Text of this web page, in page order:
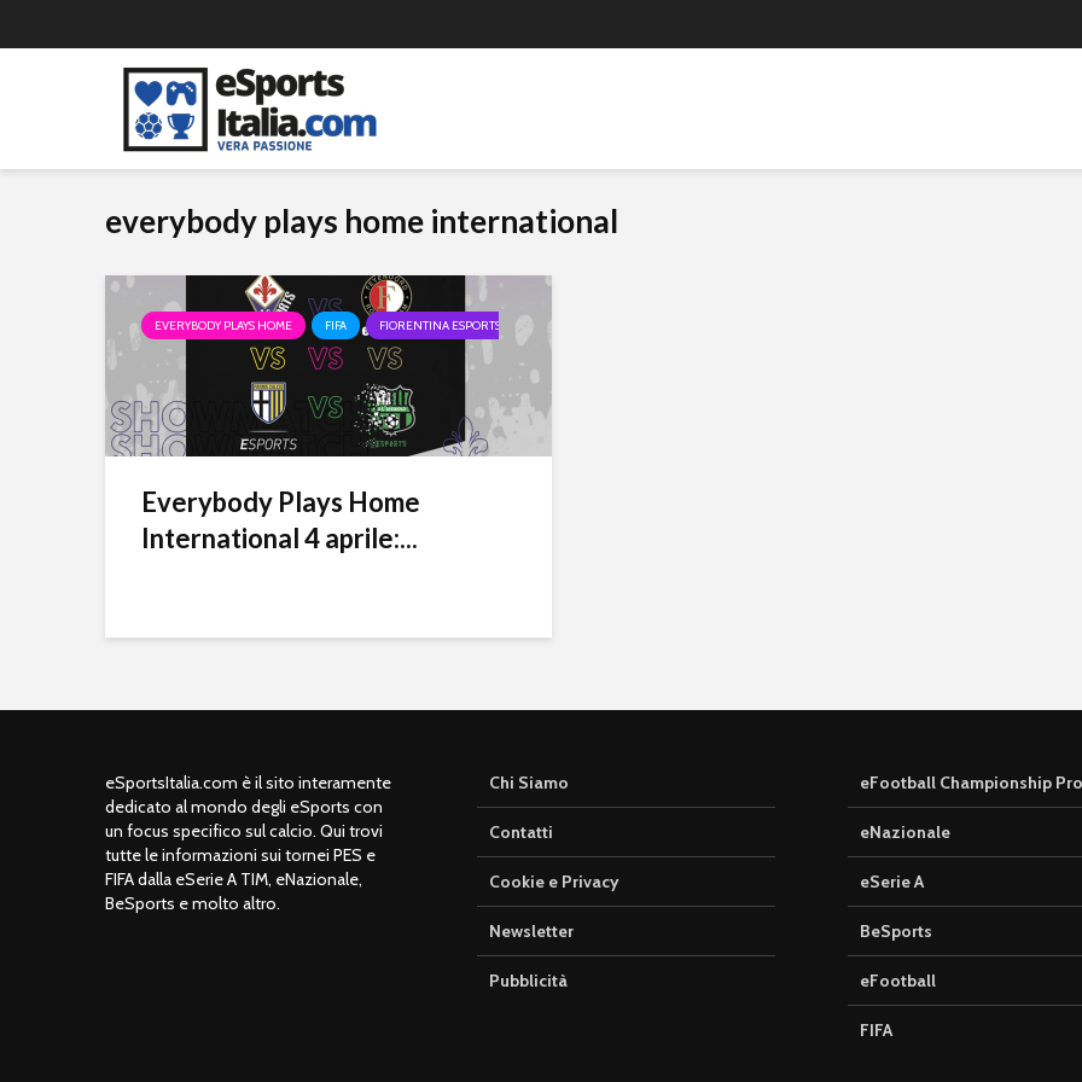
everybody plays home international
EVERYBODY PLAYS HOME FIFA FIORENTINA ESPORTS PARMA ESPORTS
Everybody Plays Home
International 4 aprile:...
eSportsItalia.com è il sito interamente
dedicato al mondo degli eSports con
un focus specifico sul calcio. Qui trovi
tutte le informazioni sui tornei PES e
FIFA dalla eSerie A TIM, eNazionale,
BeSports e molto altro.
Chi Siamo
Contatti
Cookie e Privacy
Newsletter
Pubblicità
eFootball Championship Pro
eNazionale
eSerie A
BeSports
eFootball
FIFA